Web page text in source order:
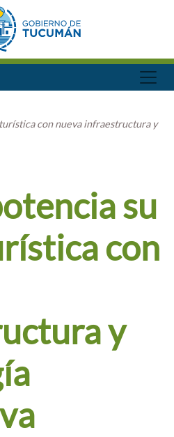
con nueva infraestructura y
su
con
y